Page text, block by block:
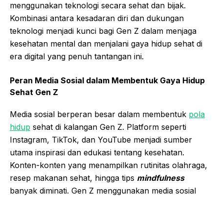
menggunakan teknologi secara sehat dan bijak.
Kombinasi antara kesadaran diri dan dukungan
teknologi menjadi kunci bagi Gen Z dalam menjaga
kesehatan mental dan menjalani gaya hidup sehat di
era digital yang penuh tantangan ini.
Peran Media Sosial dalam Membentuk Gaya Hidup
Sehat Gen Z
Media sosial berperan besar dalam membentuk pola
hidup sehat di kalangan Gen Z. Platform seperti
Instagram, TikTok, dan YouTube menjadi sumber
utama inspirasi dan edukasi tentang kesehatan.
Konten-konten yang menampilkan rutinitas olahraga,
resep makanan sehat, hingga tips mindfulness
banyak diminati. Gen Z menggunakan media sosial